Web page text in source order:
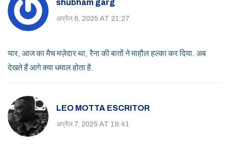
shubham garg
अप्रैल 6, 2025 AT 21:27
यार, आज का मैच मज़ेदार था, रैना की बातों ने माहौल हल्का कर दिया. अब
देखते हैं आगे क्या धमाल होता है.
LEO MOTTA ESCRITOR
अप्रैल 7, 2025 AT 19:41